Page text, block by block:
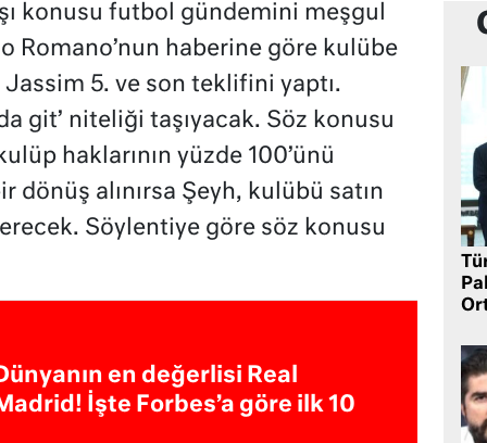
konusu futbol gündemini meşgul
Romano’nun haberine göre kulübe
5. ve son teklifini yaptı.
git’ niteliği taşıyacak. Söz konusu
haklarının yüzde 100’ünü
dönüş alınırsa Şeyh, kulübü satın
Söylentiye göre söz konusu
en değerlisi Real
İşte Forbes’a göre ilk 10